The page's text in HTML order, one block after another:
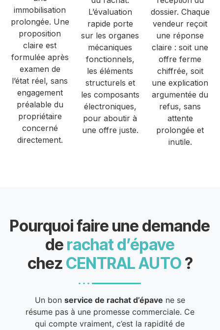
immobilisation
prolongée. Une
proposition
claire est
formulée après
examen de
l’état réel, sans
engagement
préalable du
propriétaire
concerné
directement.
L’évaluation
rapide porte
sur les organes
mécaniques
fonctionnels,
les éléments
structurels et
les composants
électroniques,
pour aboutir à
une offre juste.
dossier. Chaque
vendeur reçoit
une réponse
claire : soit une
offre ferme
chiffrée, soit
une explication
argumentée du
refus, sans
attente
prolongée et
inutile.
Pourquoi faire une demande
de rachat d’épave
chez CENTRAL AUTO ?
Un bon service de rachat d’épave ne se
résume pas à une promesse commerciale. Ce
qui compte vraiment, c’est la rapidité de